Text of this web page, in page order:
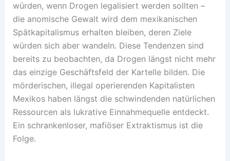
würden, wenn Drogen legalisiert werden sollten –
die anomische Gewalt wird dem mexikanischen
Spätkapitalismus erhalten bleiben, deren Ziele
würden sich aber wandeln. Diese Tendenzen sind
bereits zu beobachten, da Drogen längst nicht mehr
das einzige Geschäftsfeld der Kartelle bilden. Die
mörderischen, illegal operierenden Kapitalisten
Mexikos haben längst die schwindenden natürlichen
Ressourcen als lukrative Einnahmequelle entdeckt.
Ein schrankenloser, mafiöser Extraktismus ist die
Folge.